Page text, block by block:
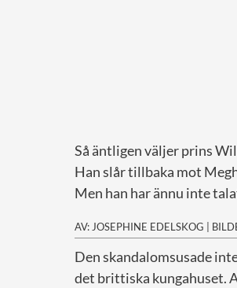
Så äntligen väljer prins
Han slår tillbaka mot
Men han har ännu inte
AV: JOSEPHINE EDELSKOG |
Den skandalomsusade
det brittiska kungahuset.